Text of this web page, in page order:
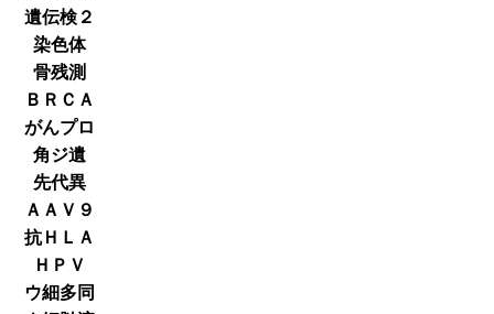
遺伝検２
染色体
骨残測
ＢＲＣＡ
がんプロ
角ジ遺
先代異
ＡＡＶ９
抗ＨＬＡ
ＨＰＶ
ウ細多同